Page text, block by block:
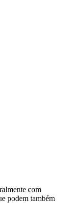
com
podem também